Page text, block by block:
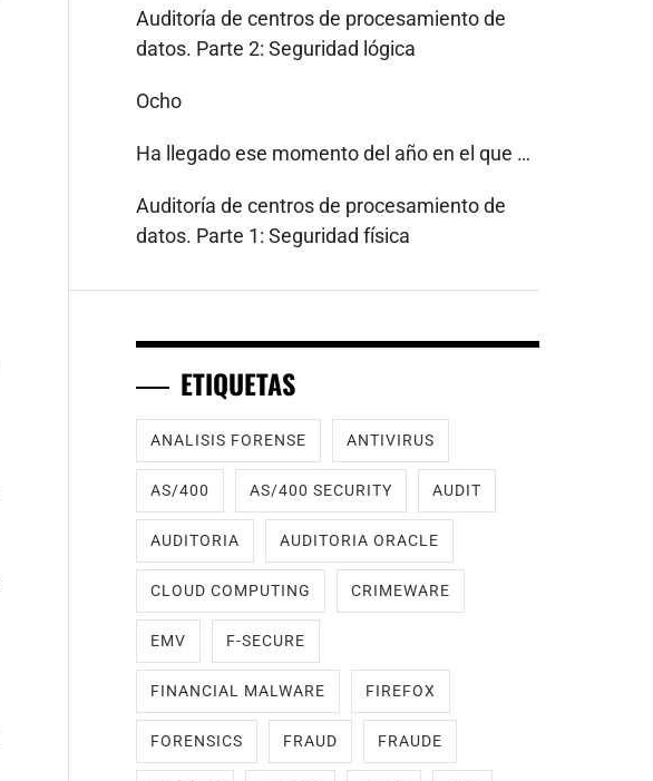
Auditoría de centros de procesamiento de
datos. Parte 2: Seguridad lógica
Ocho
Ha llegado ese momento del año en el que …
Auditoría de centros de procesamiento de
datos. Parte 1: Seguridad física
ETIQUETAS
ANALISIS FORENSE ANTIVIRUS
AS/400 AS/400 SECURITY AUDIT
AUDITORIA AUDITORIA ORACLE
CLOUD COMPUTING CRIMEWARE
EMV F-SECURE
FINANCIAL MALWARE FIREFOX
FORENSICS FRAUD FRAUDE